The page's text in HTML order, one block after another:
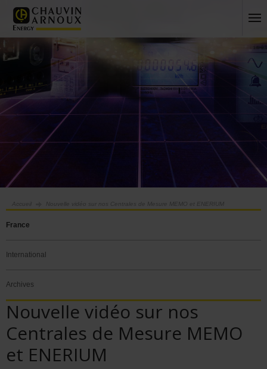
Nouvelle vidéo sur nos Centrales de Mesure MEMO et ENERIUM
France
International
Archives
Nouvelle vidéo sur nos
Centrales de Mesure MEMO
et ENERIUM